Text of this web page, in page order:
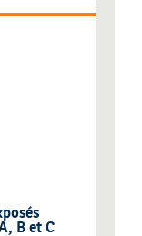
B et C